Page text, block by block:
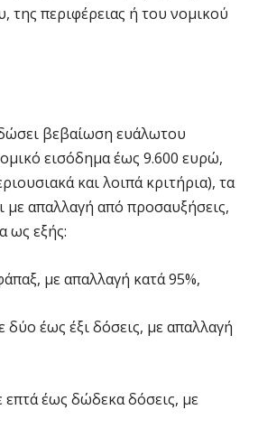
της περιφέρειας ή του νομικού
βεβαίωση ευάλωτου
εισόδημα έως 9.600 ευρώ,
και λοιπά κριτήρια), τα
με απαλλαγή από προσαυξήσεις,
ως εξής:
με απαλλαγή κατά 95%,
έως έξι δόσεις, με απαλλαγή
έως δώδεκα δόσεις, με